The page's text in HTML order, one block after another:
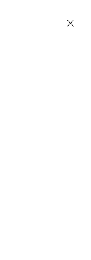
关